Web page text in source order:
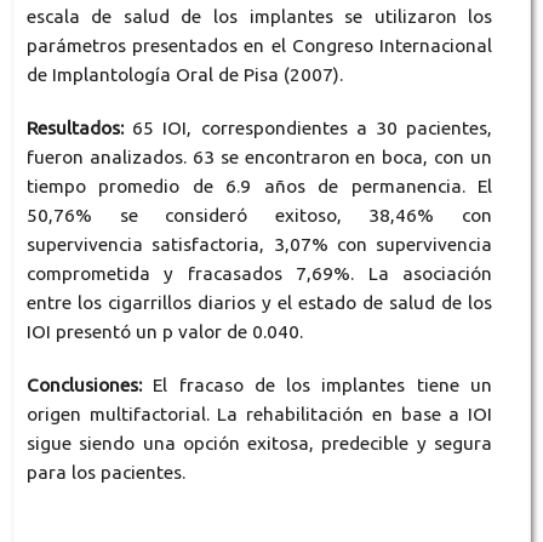
escala de salud de los implantes se utilizaron los
parámetros presentados en el Congreso Internacional
de Implantología Oral de Pisa (2007).
Resultados:65 IOI, correspondientes a 30 pacientes,
fueron analizados. 63 se encontraron en boca, con un
tiempo promedio de 6.9 años de permanencia. El
50,76% se consideró exitoso, 38,46% con
supervivencia satisfactoria, 3,07% con supervivencia
comprometida y fracasados 7,69%. La asociación
entre los cigarrillos diarios y el estado de salud de los
IOI presentó un p valor de 0.040.
Conclusiones:El fracaso de los implantes tiene un
origen multifactorial. La rehabilitación en base a IOI
sigue siendo una opción exitosa, predecible y segura
para los pacientes.